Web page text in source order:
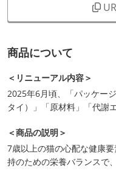
商品について
＜リニューアル内容＞
2025年6月頃、「パッケー
タイ）」「原材料」「代謝
＜商品の説明＞
7歳以上の猫の心配な健康
持のための栄養バランスで